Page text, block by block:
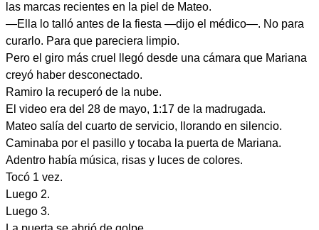
las marcas recientes en la piel de Mateo.
—Ella lo talló antes de la fiesta —dijo el médico—. No para
curarlo. Para que pareciera limpio.
Pero el giro más cruel llegó desde una cámara que Mariana
creyó haber desconectado.
Ramiro la recuperó de la nube.
El video era del 28 de mayo, 1:17 de la madrugada.
Mateo salía del cuarto de servicio, llorando en silencio.
Caminaba por el pasillo y tocaba la puerta de Mariana.
Adentro había música, risas y luces de colores.
Tocó 1 vez.
Luego 2.
Luego 3.